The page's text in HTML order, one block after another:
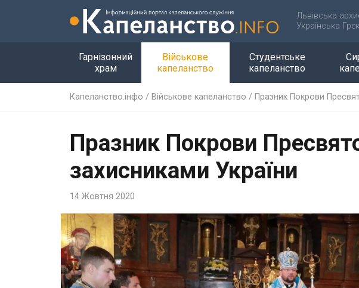
Львівська
Українська
Гарнізонний
храм
Військове
капеланство
Студентське
капеланство
Капеланство.інфо / Військове капеланство / Празник Покрови
Празник Покрови
захисниками України
14 Жовтня 2020